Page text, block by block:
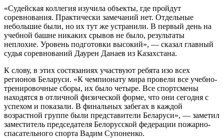
«Судейская коллегия изучила объекты, где пройдут
соревнования. Практически замечаний нет. Отдельные
небольшие были, но их тут же устранили. В первый день на
учебной башне никаких срывов не было, результаты
неплохие. Уровень подготовки высокий», — сказал главный
судья соревнований Даурен Данаев из Казахстана.
К слову, в этих состязаниях участвуют ребята изо всех
регионов Беларуси. «К чемпионату мира провели все учебно-
тренировочные сборы, их было четыре. Все спортсмены
находятся в отличной физической форме, что они сегодня с
успехом и показали. В финальных забегах в каждой
возрастной группе были представители Беларуси», — заметил
заместитель председателя Белорусской федерации пожарно­
спасательного спорта Вадим Супоненко.